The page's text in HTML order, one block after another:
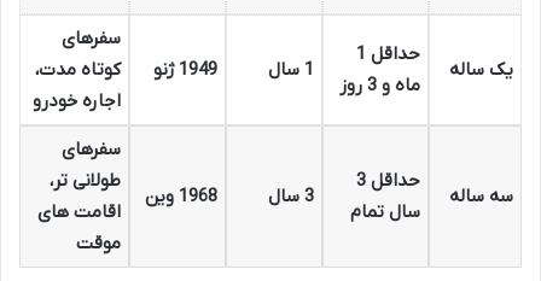
یک ساله
حداقل 1
ماه و 3 روز
1 سال 1949 ژنو
سفرهای
کوتاه مدت،
اجاره خودرو
سه ساله
حداقل 3
سال تمام
3 سال 1968 وین
سفرهای
طولانی تر،
اقامت های
موقت